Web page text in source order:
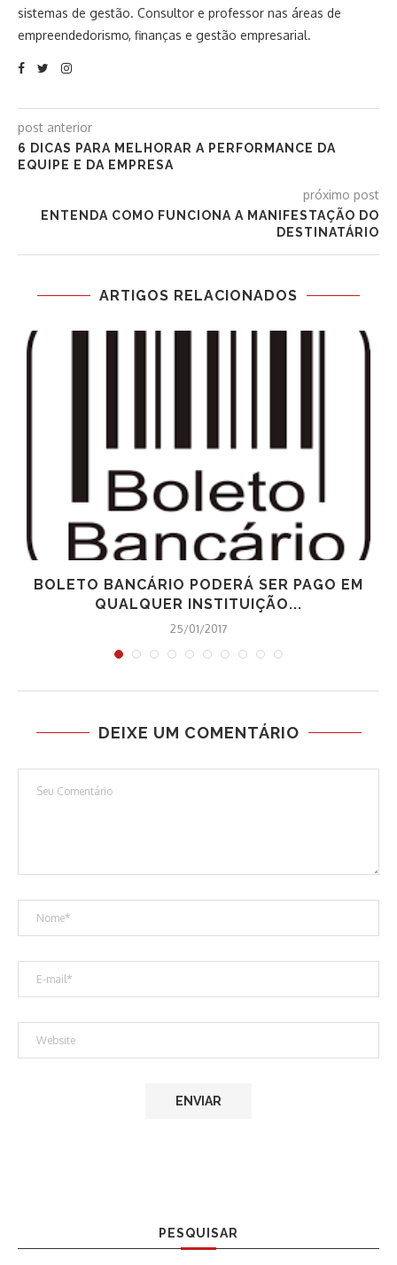
sistemas de gestão. Consultor e professor nas áreas de
empreendedorismo, finanças e gestão empresarial.
post anterior
6 DICAS PARA MELHORAR A PERFORMANCE DA
EQUIPE E DA EMPRESA
próximo post
ENTENDA COMO FUNCIONA A MANIFESTAÇÃO DO
DESTINATÁRIO
ARTIGOS RELACIONADOS
BOLETO BANCÁRIO PODERÁ SER PAGO EM
QUALQUER INSTITUIÇÃO...
25/01/2017
DEIXE UM COMENTÁRIO
PESQUISAR